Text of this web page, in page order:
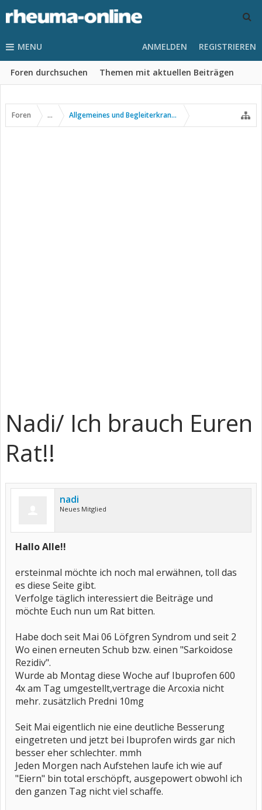
MENU
Foren durchsuchen Themen mit aktuellen Beiträgen
ANMELDEN REGISTRIEREN
Foren ... Allgemeines und Begleiterkrankungen
Nadi/ Ich brauch Euren
Rat!!
nadi
Neues Mitglied
Hallo Alle!!
ersteinmal möchte ich noch mal erwähnen, toll das
es diese Seite gibt.
Verfolge täglich interessiert die Beiträge und
möchte Euch nun um Rat bitten.
Habe doch seit Mai 06 Löfgren Syndrom und seit 2
Wo einen erneuten Schub bzw. einen "Sarkoidose
Rezidiv".
Wurde ab Montag diese Woche auf Ibuprofen 600
4x am Tag umgestellt,vertrage die Arcoxia nicht
mehr. zusätzlich Predni 10mg
Seit Mai eigentlich nie eine deutliche Besserung
eingetreten und jetzt bei Ibuprofen wirds gar nich
besser eher schlechter. mmh
Jeden Morgen nach Aufstehen laufe ich wie auf
"Eiern" bin total erschöpft, ausgepowert obwohl ich
den ganzen Tag nicht viel schaffe.